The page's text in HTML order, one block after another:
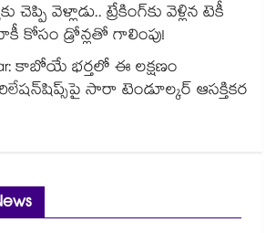
వెళ్లాడు.. ట్రేకింగ్‌కు వెళ్లిన టెకీ
కోసం డ్రోన్లతో గాలింపు!
కాబోయే భర్తలో ఈ లక్షణం
సారా టెండూల్కర్ ఆసక్తికర